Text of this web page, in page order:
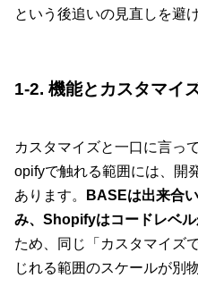
という後追いの見直しを避
1-2. 機能とカスタマイ
カスタマイズと一口に言っ
opifyで触れる範囲には、開
あります。
BASEは出来合
み、Shopifyはコードレベ
ため、同じ「カスタマイズ
じれる範囲のスケールが別